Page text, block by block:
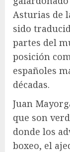
Asturias de
sido
partes del
posición
españoles
décadas.
Juan
que son
donde los
boxeo, el